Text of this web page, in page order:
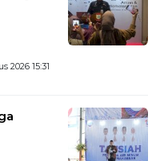
2026 15:31